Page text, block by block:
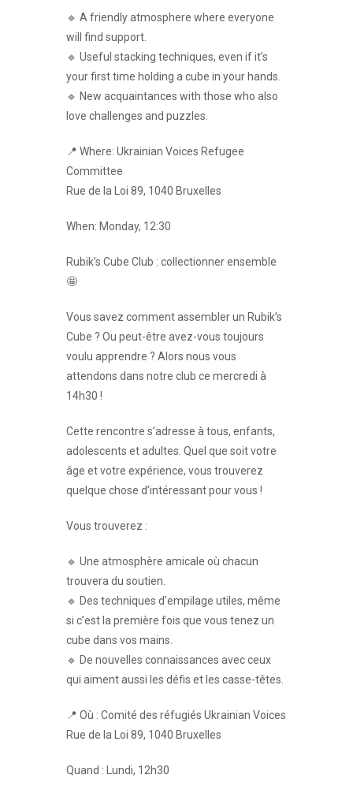
🔹 A friendly atmosphere where everyone
will find support.
🔹 Useful stacking techniques, even if it’s
your first time holding a cube in your hands.
🔹 New acquaintances with those who also
love challenges and puzzles.
📍 Where: Ukrainian Voices Refugee
Committee
Rue de la Loi 89, 1040 Bruxelles
When: Monday, 12:30
Rubik’s Cube Club : collectionner ensemble
🤩
Vous savez comment assembler un Rubik’s
Cube ? Ou peut-être avez-vous toujours
voulu apprendre ? Alors nous vous
attendons dans notre club ce mercredi à
14h30 !
Cette rencontre s’adresse à tous, enfants,
adolescents et adultes. Quel que soit votre
âge et votre expérience, vous trouverez
quelque chose d’intéressant pour vous !
Vous trouverez :
🔹 Une atmosphère amicale où chacun
trouvera du soutien.
🔹 Des techniques d’empilage utiles, même
si c’est la première fois que vous tenez un
cube dans vos mains.
🔹 De nouvelles connaissances avec ceux
qui aiment aussi les défis et les casse-têtes.
📍 Où : Comité des réfugiés Ukrainian Voices
Rue de la Loi 89, 1040 Bruxelles
Quand : Lundi, 12h30